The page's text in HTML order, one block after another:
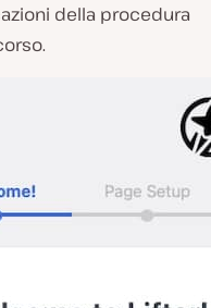
della procedura